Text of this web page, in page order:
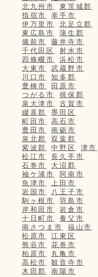
北九州市
東茨城郡
指宿市
幸手市
伊万里市
北足立郡
東広島市
蒲生郡
備前市
藤井寺市
千代田区
射水市
四條畷市
浜松市
大東市
武蔵野市
川口市
知多郡
豊橋市
田原市
つがる市
揖保郡
泉大津市
古賀市
綴喜郡
墨田区
町田市
高石市
豊田市
南砺市
泉北郡
双葉郡
紫波郡
中野区
津市
松江市
長久手市
石巻市
大沼郡
袖ケ浦市
阿南市
魚津市
上田市
岩国市
八王子市
駒ヶ根市
羽島市
岸和田市
岩倉市
十日町市
養父市
南さつま市
福山市
松原市
江東区
熊谷市
花巻市
柏原市
丸亀市
高松市
観音寺市
木田郡
南陽市